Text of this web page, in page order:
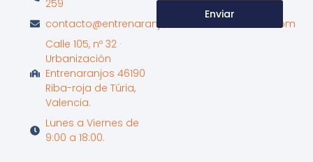
259
contacto@entrenaranjosinternationalschool.com
Calle 105, nº 32 ·
Urbanización
Entrenaranjos 46190
Riba-roja de Túria,
Valencia.
Lunes a Viernes de
9:00 a 18:00.
Enviar